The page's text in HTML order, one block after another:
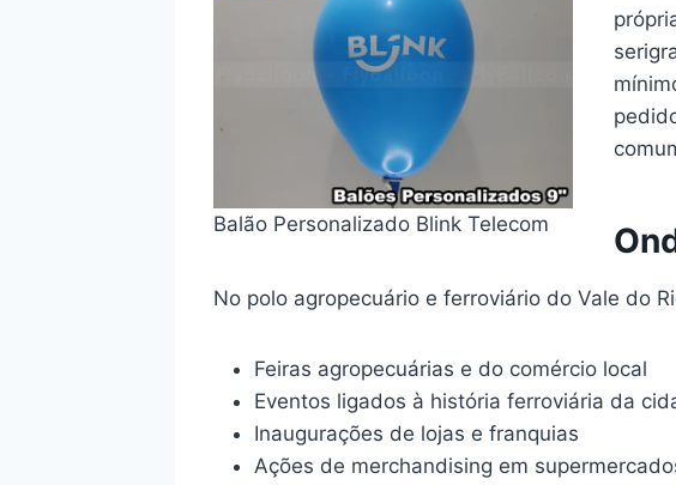
Balão Personalizado Blink Telecom
No polo agropecuário e ferroviário do Vale do
Feiras agropecuárias e do comércio local
Eventos ligados à história ferroviária da
Inaugurações de lojas e franquias
Ações de merchandising em